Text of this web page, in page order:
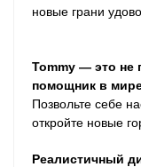
новые грани
Tommy — это не
помощник в
Позвольте себе
откройте новые
Реалистичный